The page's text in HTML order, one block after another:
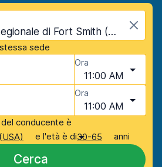
Aeroporto Regionale di Fort Smith (FSM), Fort Smith, USA - Arkansas
sede
Ora
11:00 AM
Ora
11:00 AM
conducente è
e l'età è di30-65 anni
Cerca